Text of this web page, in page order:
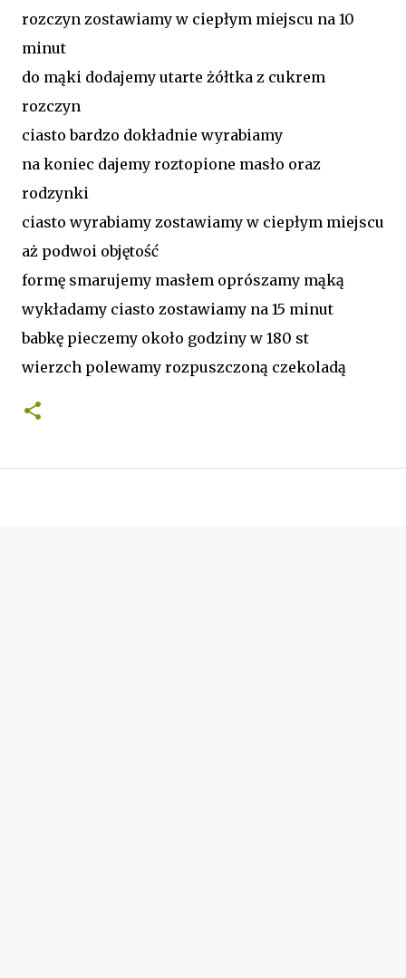
rozczyn zostawiamy w ciepłym miejscu na 10
minut
do mąki dodajemy utarte żółtka z cukrem
rozczyn
ciasto bardzo dokładnie wyrabiamy
na koniec dajemy roztopione masło oraz
rodzynki
ciasto wyrabiamy zostawiamy w ciepłym miejscu
aż podwoi objętość
formę smarujemy masłem oprószamy mąką
wykładamy ciasto zostawiamy na 15 minut
babkę pieczemy około godziny w 180 st
wierzch polewamy rozpuszczoną czekoladą